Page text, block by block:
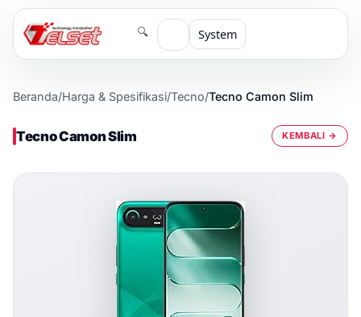
🔍 System
Beranda/Harga & Spesifikasi/Tecno/Tecno Camon Slim
Tecno Camon Slim KEMBALI →